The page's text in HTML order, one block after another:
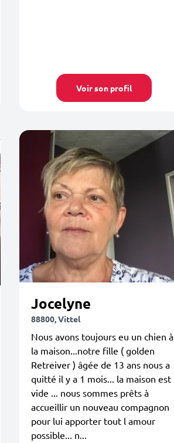
Voir son profil
Jocelyne
88800, Vittel
Nous avons toujours eu un chien à
la maison...notre fille ( golden
Retreiver ) âgée de 13 ans nous a
quitté il y a 1 mois... la maison est
vide ... nous sommes prêts à
accueillir un nouveau compagnon
pour lui apporter tout l amour
possible... n...